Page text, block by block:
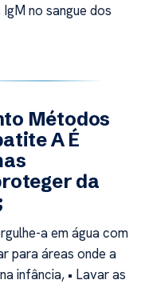
no sangue dos
Métodos
A É
da
a em água com
para áreas onde a
infância, • Lavar as